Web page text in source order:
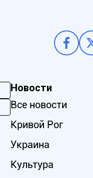
Новости
Все новости
Кривой Рог
Украина
Культура